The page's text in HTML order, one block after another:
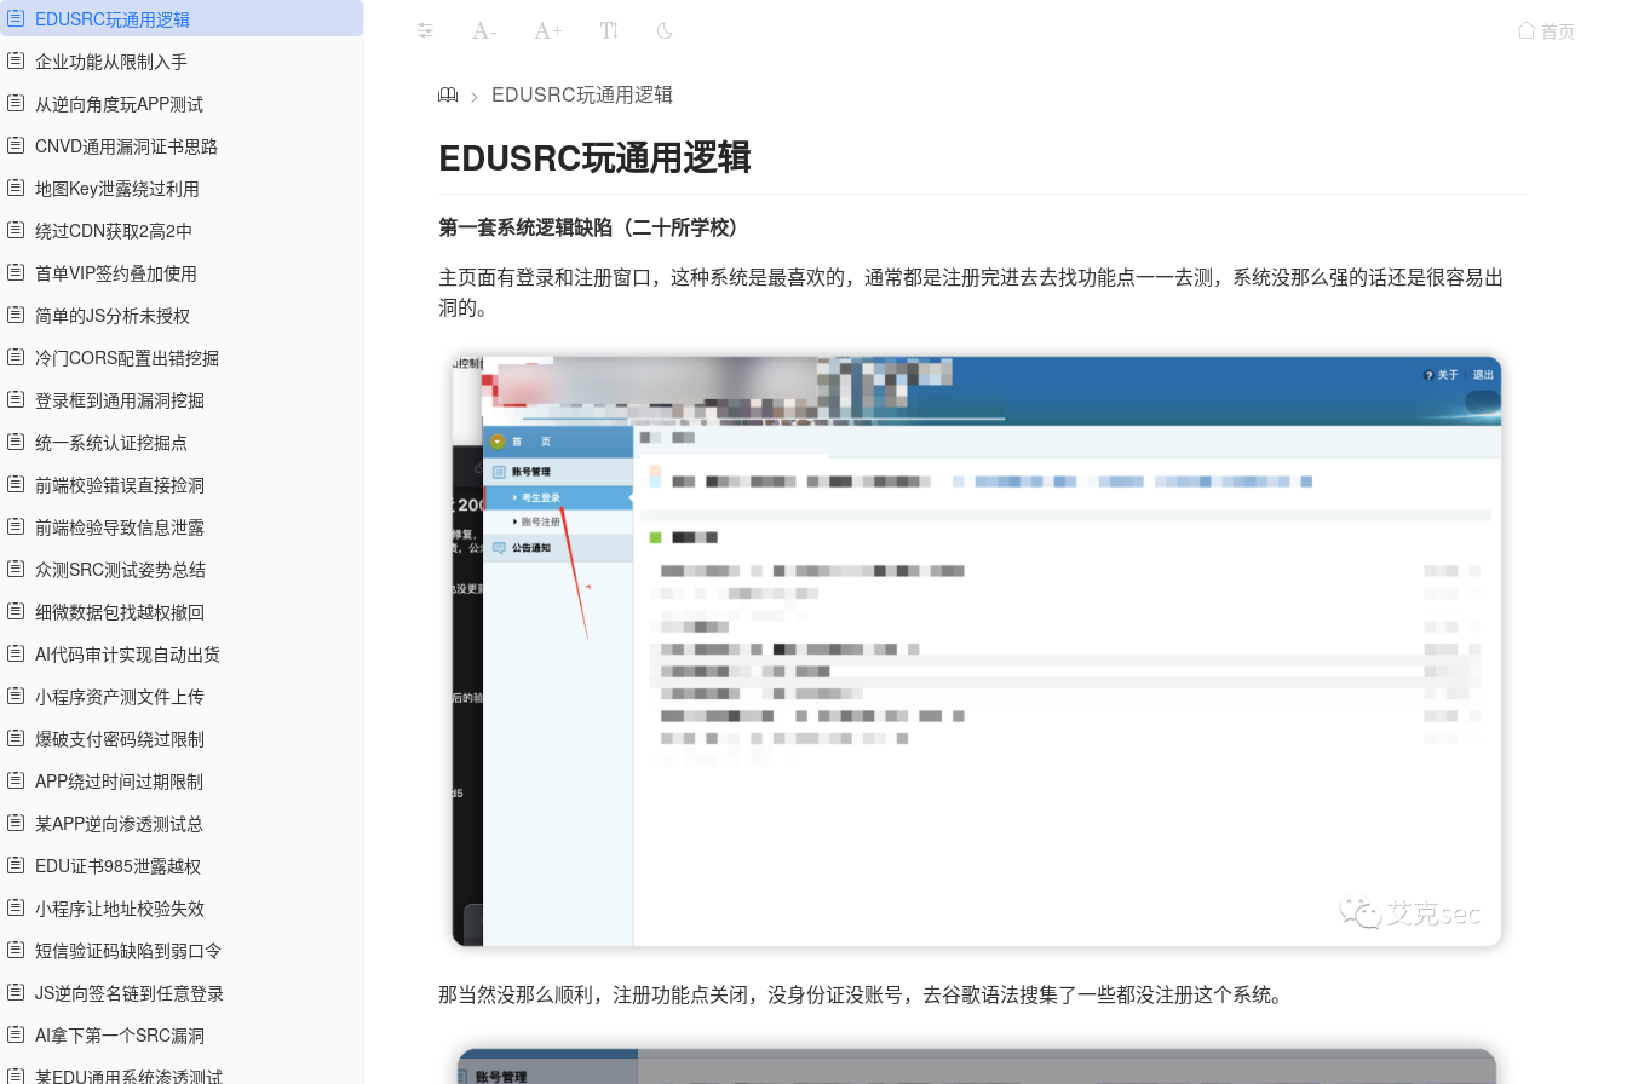
EDUSRC玩通用逻辑
企业功能从限制入手
从逆向角度玩APP测试
CNVD通用漏洞证书思路
地图Key泄露绕过利用
绕过CDN获取2高2中
首单VIP签约叠加使用
简单的JS分析未授权
冷门CORS配置出错挖掘
登录框到通用漏洞挖掘
统一系统认证挖掘点
前端校验错误直接捡洞
前端检验导致信息泄露
众测SRC测试姿势总结
细微数据包找越权撤回
AI代码审计实现自动出货
小程序资产测文件上传
爆破支付密码绕过限制
APP绕过时间过期限制
某APP逆向渗透测试总
EDU证书985泄露越权
小程序让地址校验失效
短信验证码缺陷到弱口令
JS逆向签名链到任意登录
AI拿下第一个SRC漏洞
某EDU通用系统渗透测试
- + 首页
> EDUSRC玩通用逻辑
EDUSRC玩通用逻辑
第一套系统逻辑缺陷（二十所学校）
主页面有登录和注册窗口，这种系统是最喜欢的，通常都是注册完进去去找功能点一一去测，系统没那么强的话还是很容易出
洞的。
那当然没那么顺利，注册功能点关闭，没身份证没账号，去谷歌语法搜集了一些都没注册这个系统。